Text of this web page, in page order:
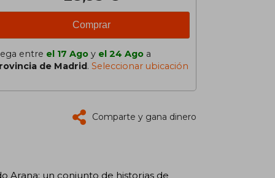
Comprar
entre el 17 Ago y el 24 Ago a
de Madrid. Seleccionar ubicación
Comparte y gana dinero
Arana; un conjunto de historias de